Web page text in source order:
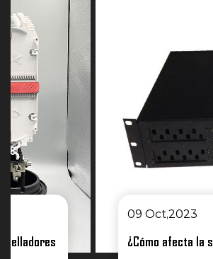
¿Cómo afecta la selección de